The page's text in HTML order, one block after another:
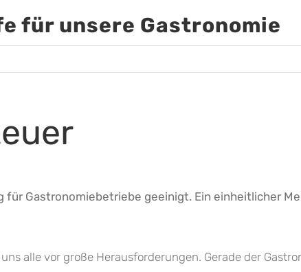
für unsere Gastronomie
für Gastronomiebetriebe geeinigt. Ein einheitlicher
alle vor große Herausforderungen. Gerade der